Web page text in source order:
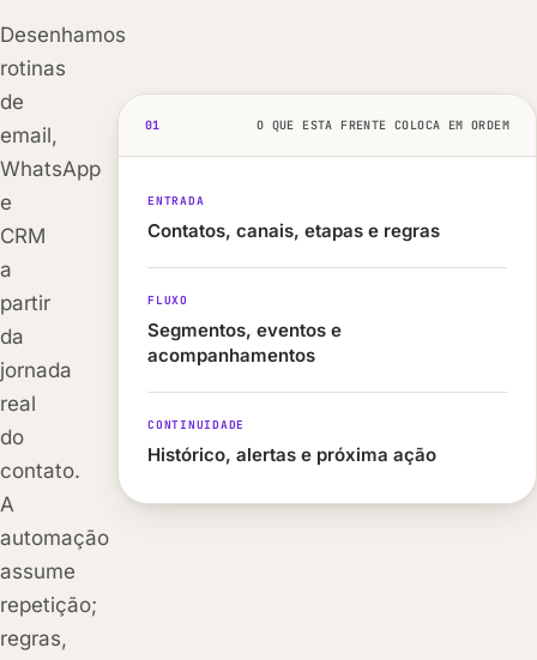
Desenhamos
rotinas
de
email,
WhatsApp
e
CRM
a
partir
da
jornada
real
do
contato.
A
automação
assume
repetição;
regras,
01 O QUE ESTA FRENTE COLOCA EM ORDEM
ENTRADA
Contatos, canais, etapas e regras
FLUXO
Segmentos, eventos e
acompanhamentos
CONTINUIDADE
Histórico, alertas e próxima ação